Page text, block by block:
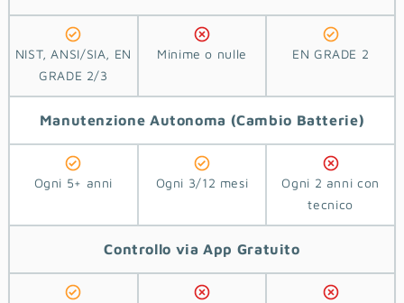
NIST, ANSI/SIA, EN
GRADE 2/3
Minime o nulle EN GRADE 2
Manutenzione Autonoma (Cambio Batterie)
Ogni 5+ anni Ogni 3/12 mesi
Ogni 2 anni con
tecnico
Controllo via App Gratuito